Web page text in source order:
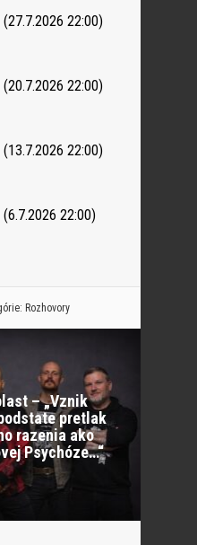
(27.7.2026 22:00)
(20.7.2026 22:00)
(13.7.2026 22:00)
(6.7.2026 22:00)
Rozhovory
– „Vznik
pretlak
razenia ako
Psychóze…“